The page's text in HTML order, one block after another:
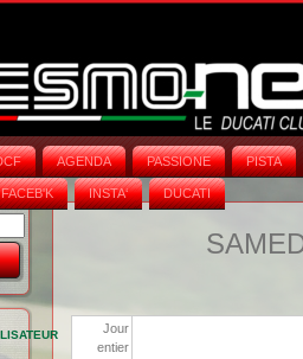
AGENDA PASSIONE PISTA
FACEB'K INSTA‘ DUCATI
Jour
entier